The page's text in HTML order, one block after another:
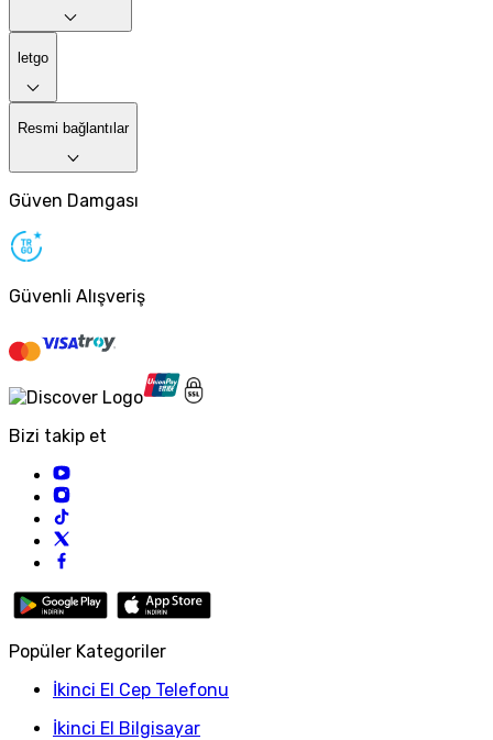
letgo
Resmi bağlantılar
Güven Damgası
Güvenli Alışveriş
Bizi takip et
Popüler Kategoriler
İkinci El Cep Telefonu
İkinci El Bilgisayar